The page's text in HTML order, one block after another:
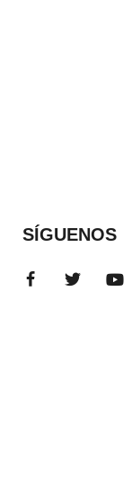
SÍGUENOS